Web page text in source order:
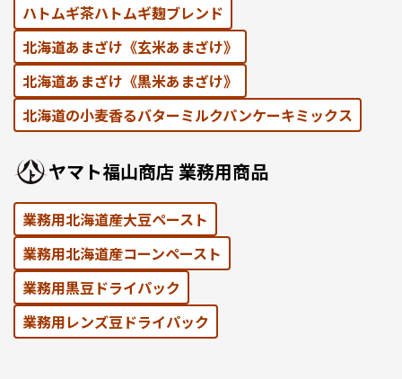
ハトムギ茶ハトムギ麹ブレンド
北海道あまざけ《⽞⽶あまざけ》
北海道あまざけ《黒⽶あまざけ》
北海道の⼩⻨⾹るバターミルクパンケーキミックス
ヤマト福⼭商店 業務⽤商品
業務用北海道産大豆ペースト
業務用北海道産コーンペースト
業務⽤黒⾖ドライパック
業務⽤レンズ⾖ドライパック